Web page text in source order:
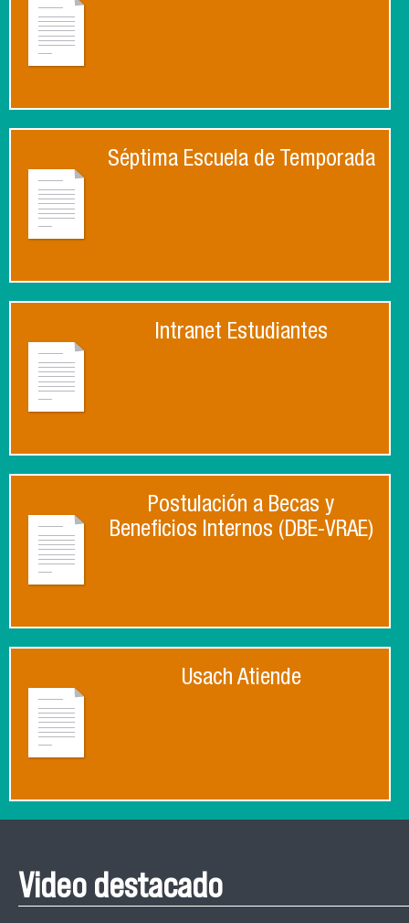
Séptima Escuela de Temporada
Intranet Estudiantes
Postulación a Becas y
Beneficios Internos (DBE-VRAE)
Usach Atiende
Video destacado